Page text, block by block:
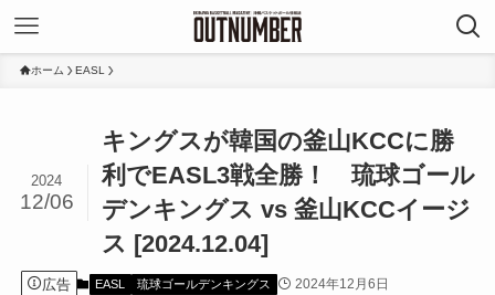
ホーム EASL
キングスが韓国の釜山KCCに勝
利でEASL3戦全勝！ 琉球ゴール
デンキングス vs 釜山KCCイージ
ス [2024.12.04]
2024
12/06
広告 EASL 琉球ゴールデンキングス 2024年12月6日